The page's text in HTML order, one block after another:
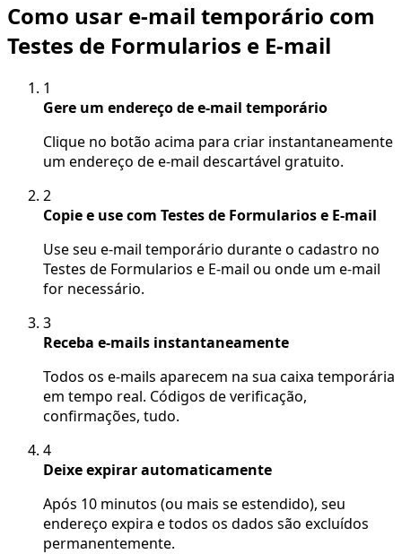
Como usar e-mail temporário com
Testes de Formularios e E-mail
1
Gere um endereço de e-mail temporário
Clique no botão acima para criar instantaneamente
um endereço de e-mail descartável gratuito.
2
Copie e use com Testes de Formularios e E-mail
Use seu e-mail temporário durante o cadastro no
Testes de Formularios e E-mail ou onde um e-mail
for necessário.
3
Receba e-mails instantaneamente
Todos os e-mails aparecem na sua caixa temporária
em tempo real. Códigos de verificação,
confirmações, tudo.
4
Deixe expirar automaticamente
Após 10 minutos (ou mais se estendido), seu
endereço expira e todos os dados são excluídos
permanentemente.